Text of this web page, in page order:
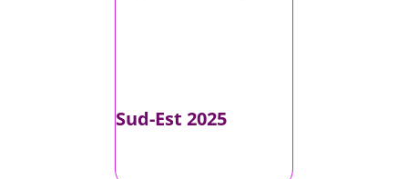
Sud-Est 2025